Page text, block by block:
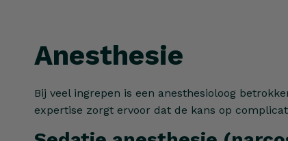
Anesthesie
Bij veel ingrepen is een anesthesioloog
expertise zorgt ervoor dat de kans op